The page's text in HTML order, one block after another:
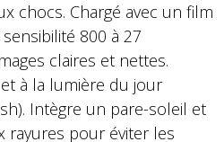
chocs. Chargé avec un film
sensibilité 800 à 27
claires et nettes.
à la lumière du jour
Intègre un pare-soleil et
rayures pour éviter les